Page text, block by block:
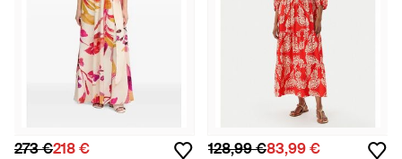
273 €218 € 128,99 €83,99 €